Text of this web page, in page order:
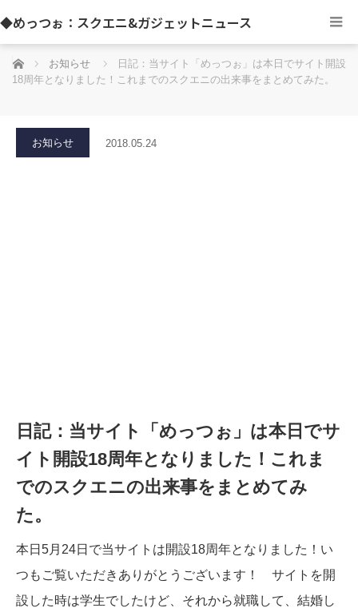
◆めっつぉ：スクエニ&ガジェットニュース
ホーム お知らせ
日記：当サイト「めっつぉ」は本日でサイト開設
18周年となりました！これまでのスクエニの出来事をまとめてみた。
お知らせ 2018.05.24
日記：当サイト「めっつぉ」は本日でサ
イト開設18周年となりました！これま
でのスクエニの出来事をまとめてみ
た。
本日5月24日で当サイトは開設18周年となりました！い
つもご覧いただきありがとうございます！ サイトを開
設した時は学生でしたけど、それから就職して、結婚し